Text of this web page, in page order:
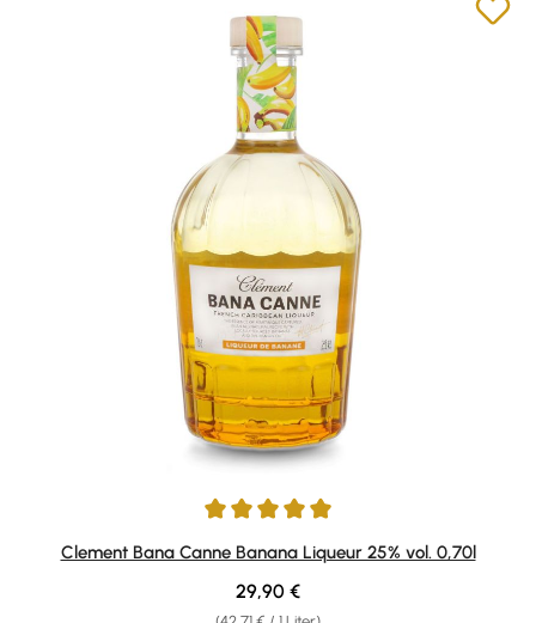
Durchschnittliche Bewertung von 5 von 5 Sternen
Clement Bana Canne Banana Liqueur 25% vol. 0,70l
Regulärer Preis:
29,90 €